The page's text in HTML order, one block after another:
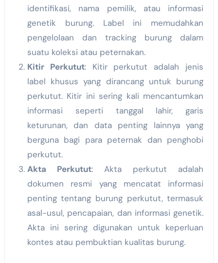
identifikasi, nama pemilik, atau informasi
genetik burung. Label ini memudahkan
pengelolaan dan tracking burung dalam
suatu koleksi atau peternakan.
Kitir Perkutut: Kitir perkutut adalah jenis
label khusus yang dirancang untuk burung
perkutut. Kitir ini sering kali mencantumkan
informasi seperti tanggal lahir, garis
keturunan, dan data penting lainnya yang
berguna bagi para peternak dan penghobi
perkutut.
Akta Perkutut: Akta perkutut adalah
dokumen resmi yang mencatat informasi
penting tentang burung perkutut, termasuk
asal-usul, pencapaian, dan informasi genetik.
Akta ini sering digunakan untuk keperluan
kontes atau pembuktian kualitas burung.